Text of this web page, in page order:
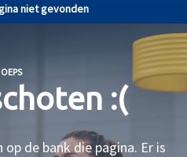
niet gevonden
OEPS
:(
de bank die pagina. Er is